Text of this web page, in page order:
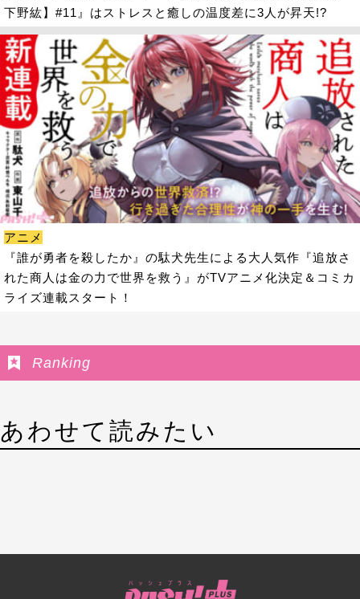
下野紘】#11』はストレスと癒しの温度差に3人が昇天!?
アニメ
『誰が勇者を殺したか』の駄犬先生による大人気作『追放さ
れた商人は金の力で世界を救う』がTVアニメ化決定＆コミカ
ライズ連載スタート！
Ranking
あわせて読みたい